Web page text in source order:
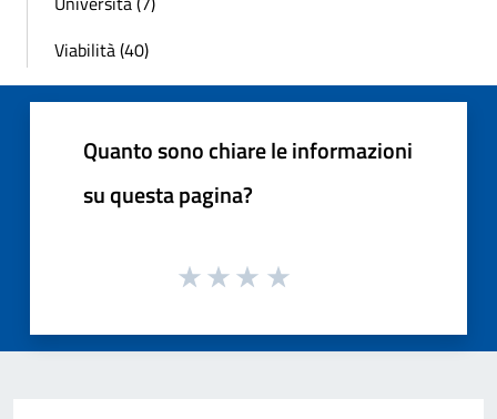
Viabilità (40)
Quanto sono chiare le informazioni
su questa pagina?